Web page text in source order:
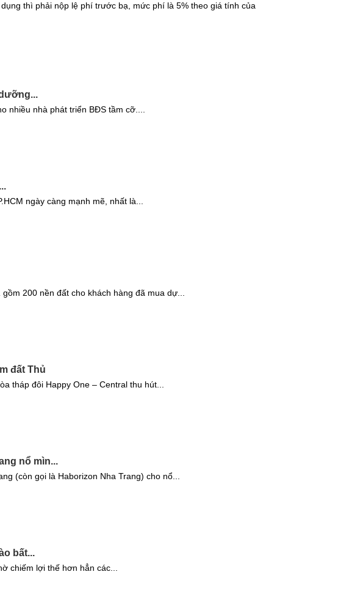
thì phải nộp lệ phí trước bạ, mức phí là 5% theo giá tính của
nhiều nhà phát triển BĐS tầm cỡ....
ngày càng mạnh mẽ, nhất là...
200 nền đất cho khách hàng đã mua dự...
đất Thủ
tháp đôi Happy One – Central thu hút...
nổ mìn...
(còn gọi là Haborizon Nha Trang) cho nổ...
bất...
chiếm lợi thế hơn hẳn các...